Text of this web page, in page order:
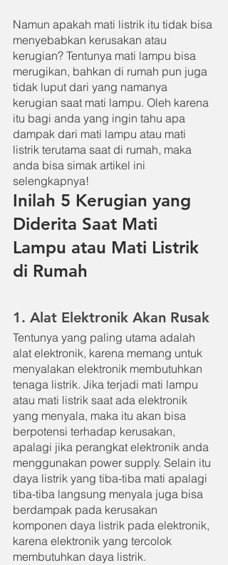
Namun apakah mati listrik itu tidak bisa
menyebabkan kerusakan atau
kerugian? Tentunya mati lampu bisa
merugikan, bahkan di rumah pun juga
tidak luput dari yang namanya
kerugian saat mati lampu. Oleh karena
itu bagi anda yang ingin tahu apa
dampak dari mati lampu atau mati
listrik terutama saat di rumah, maka
anda bisa simak artikel ini
selengkapnya!
Inilah 5 Kerugian yang
Diderita Saat Mati
Lampu atau Mati Listrik
di Rumah
1. Alat Elektronik Akan Rusak
Tentunya yang paling utama adalah
alat elektronik, karena memang untuk
menyalakan elektronik membutuhkan
tenaga listrik. Jika terjadi mati lampu
atau mati listrik saat ada elektronik
yang menyala, maka itu akan bisa
berpotensi terhadap kerusakan,
apalagi jika perangkat elektronik anda
menggunakan power supply. Selain itu
daya listrik yang tiba-tiba mati apalagi
tiba-tiba langsung menyala juga bisa
berdampak pada kerusakan
komponen daya listrik pada elektronik,
karena elektronik yang tercolok
membutuhkan daya listrik.